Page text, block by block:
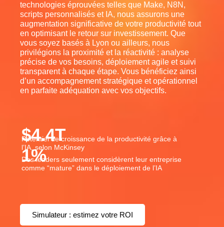
technologies éprouvées telles que Make, N8N,
scripts personnalisés et IA, nous assurons une
augmentation significative de votre productivité tout
en optimisant le retour sur investissement. Que
vous soyez basés à Lyon ou ailleurs, nous
privilégions la proximité et la réactivité : analyse
précise de vos besoins, déploiement agile et suivi
transparent à chaque étape. Vous bénéficiez ainsi
d’un accompagnement stratégique et opérationnel
en parfaite adéquation avec vos objectifs.
Potentiel de croissance de la productivité grâce à
l’IA, selon McKinsey
$4.4T
Des leaders seulement considèrent leur entreprise
comme “mature” dans le déploiement de l’IA
1%
Simulateur : estimez votre ROI